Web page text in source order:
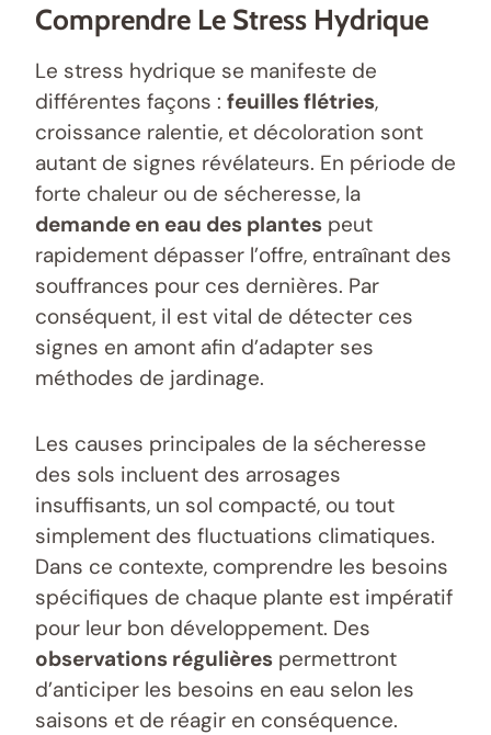
Comprendre Le Stress Hydrique
Le stress hydrique se manifeste de
différentes façons : feuilles flétries,
croissance ralentie, et décoloration sont
autant de signes révélateurs. En période de
forte chaleur ou de sécheresse, la
demande en eau des plantes peut
rapidement dépasser l’offre, entraînant des
souffrances pour ces dernières. Par
conséquent, il est vital de détecter ces
signes en amont afin d’adapter ses
méthodes de jardinage.
Les causes principales de la sécheresse
des sols incluent des arrosages
insuffisants, un sol compacté, ou tout
simplement des fluctuations climatiques.
Dans ce contexte, comprendre les besoins
spécifiques de chaque plante est impératif
pour leur bon développement. Des
observations régulières permettront
d’anticiper les besoins en eau selon les
saisons et de réagir en conséquence.